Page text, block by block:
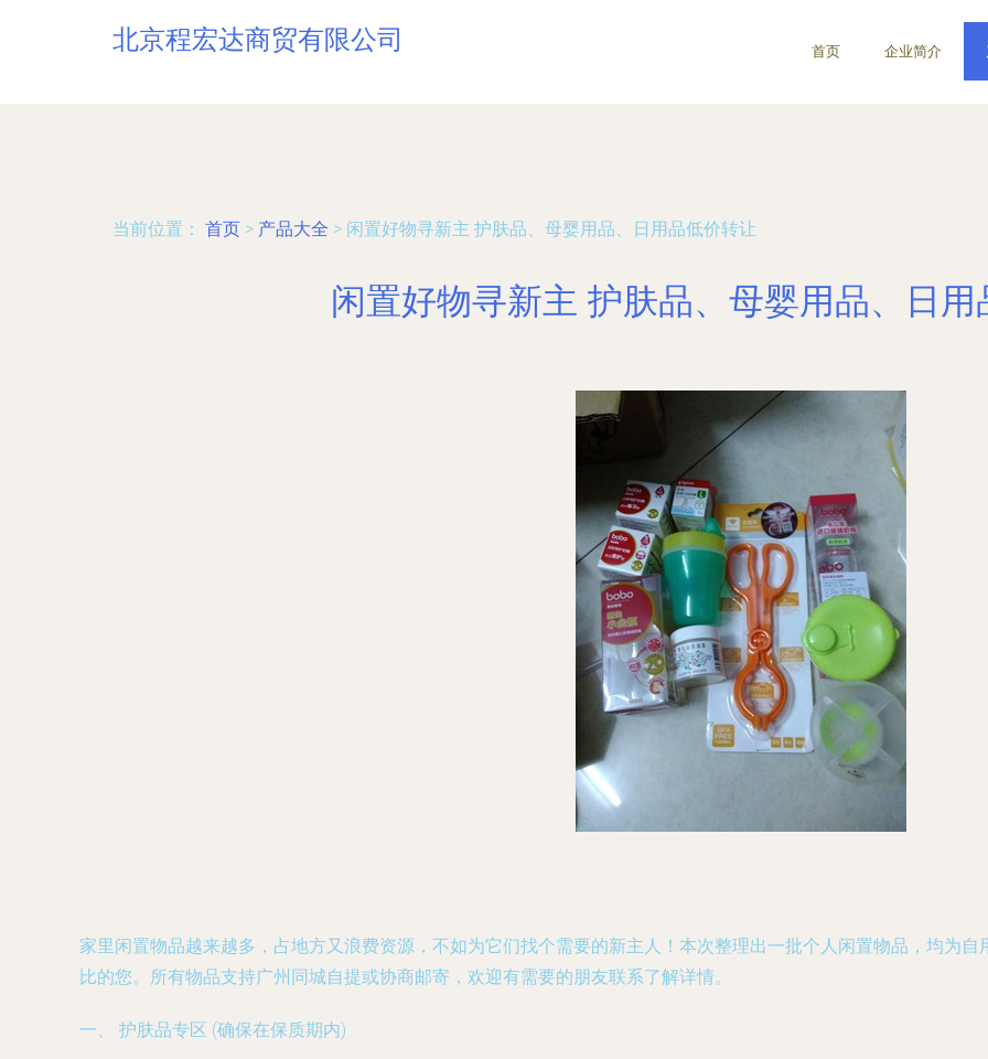
北京程宏达商贸有限公司 首页 企业简介
当前位置： 首页 > 产品大全 > 闲置好物寻新主 护肤品、母婴用品、日用品低价转让
闲置好物寻新主 护肤品、母婴用品、日用
家里闲置物品越来越多，占地方又浪费资源，不如为它们找个需要的新主人！本次整理出一批个人闲置物品，均为
比的您。所有物品支持广州同城自提或协商邮寄，欢迎有需要的朋友联系了解详情。
一、 护肤品专区 (确保在保质期内)